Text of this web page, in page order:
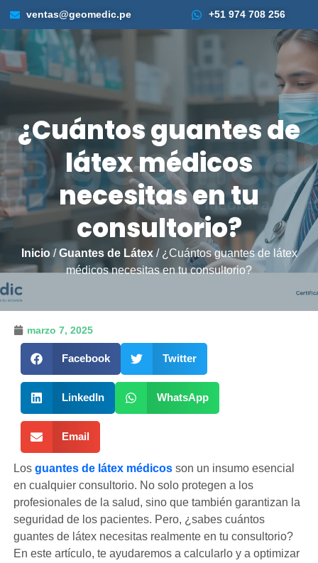
ventas@geomedic.pe +51 974 708 256
¿Cuántos guantes de
látex médicos
necesitas en tu
consultorio?
Inicio/Guantes de Látex/ ¿Cuántos guantes de látex
médicos necesitas en tu consultorio?
Facebook Twitter
LinkedIn WhatsApp
Email
Los guantes de látex médicosson un insumo esencial
en cualquier consultorio. No solo protegen a los
profesionales de la salud, sino que también garantizan la
seguridad de los pacientes. Pero, ¿sabes cuántos
guantes de látex necesitas realmente en tu consultorio?
En este artículo, te ayudaremos a calcularlo y a optimizar
marzo 7, 2025